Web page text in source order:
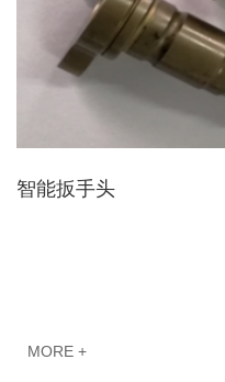
智能扳手头
MORE +